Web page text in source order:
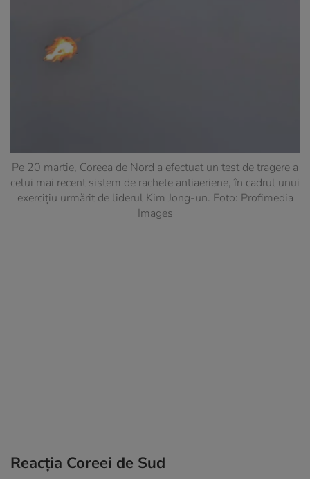
Pe 20 martie, Coreea de Nord a efectuat un test de tragere a
celui mai recent sistem de rachete antiaeriene, în cadrul unui
exercițiu urmărit de liderul Kim Jong-un. Foto: Profimedia
Images
Reacția Coreei de Sud